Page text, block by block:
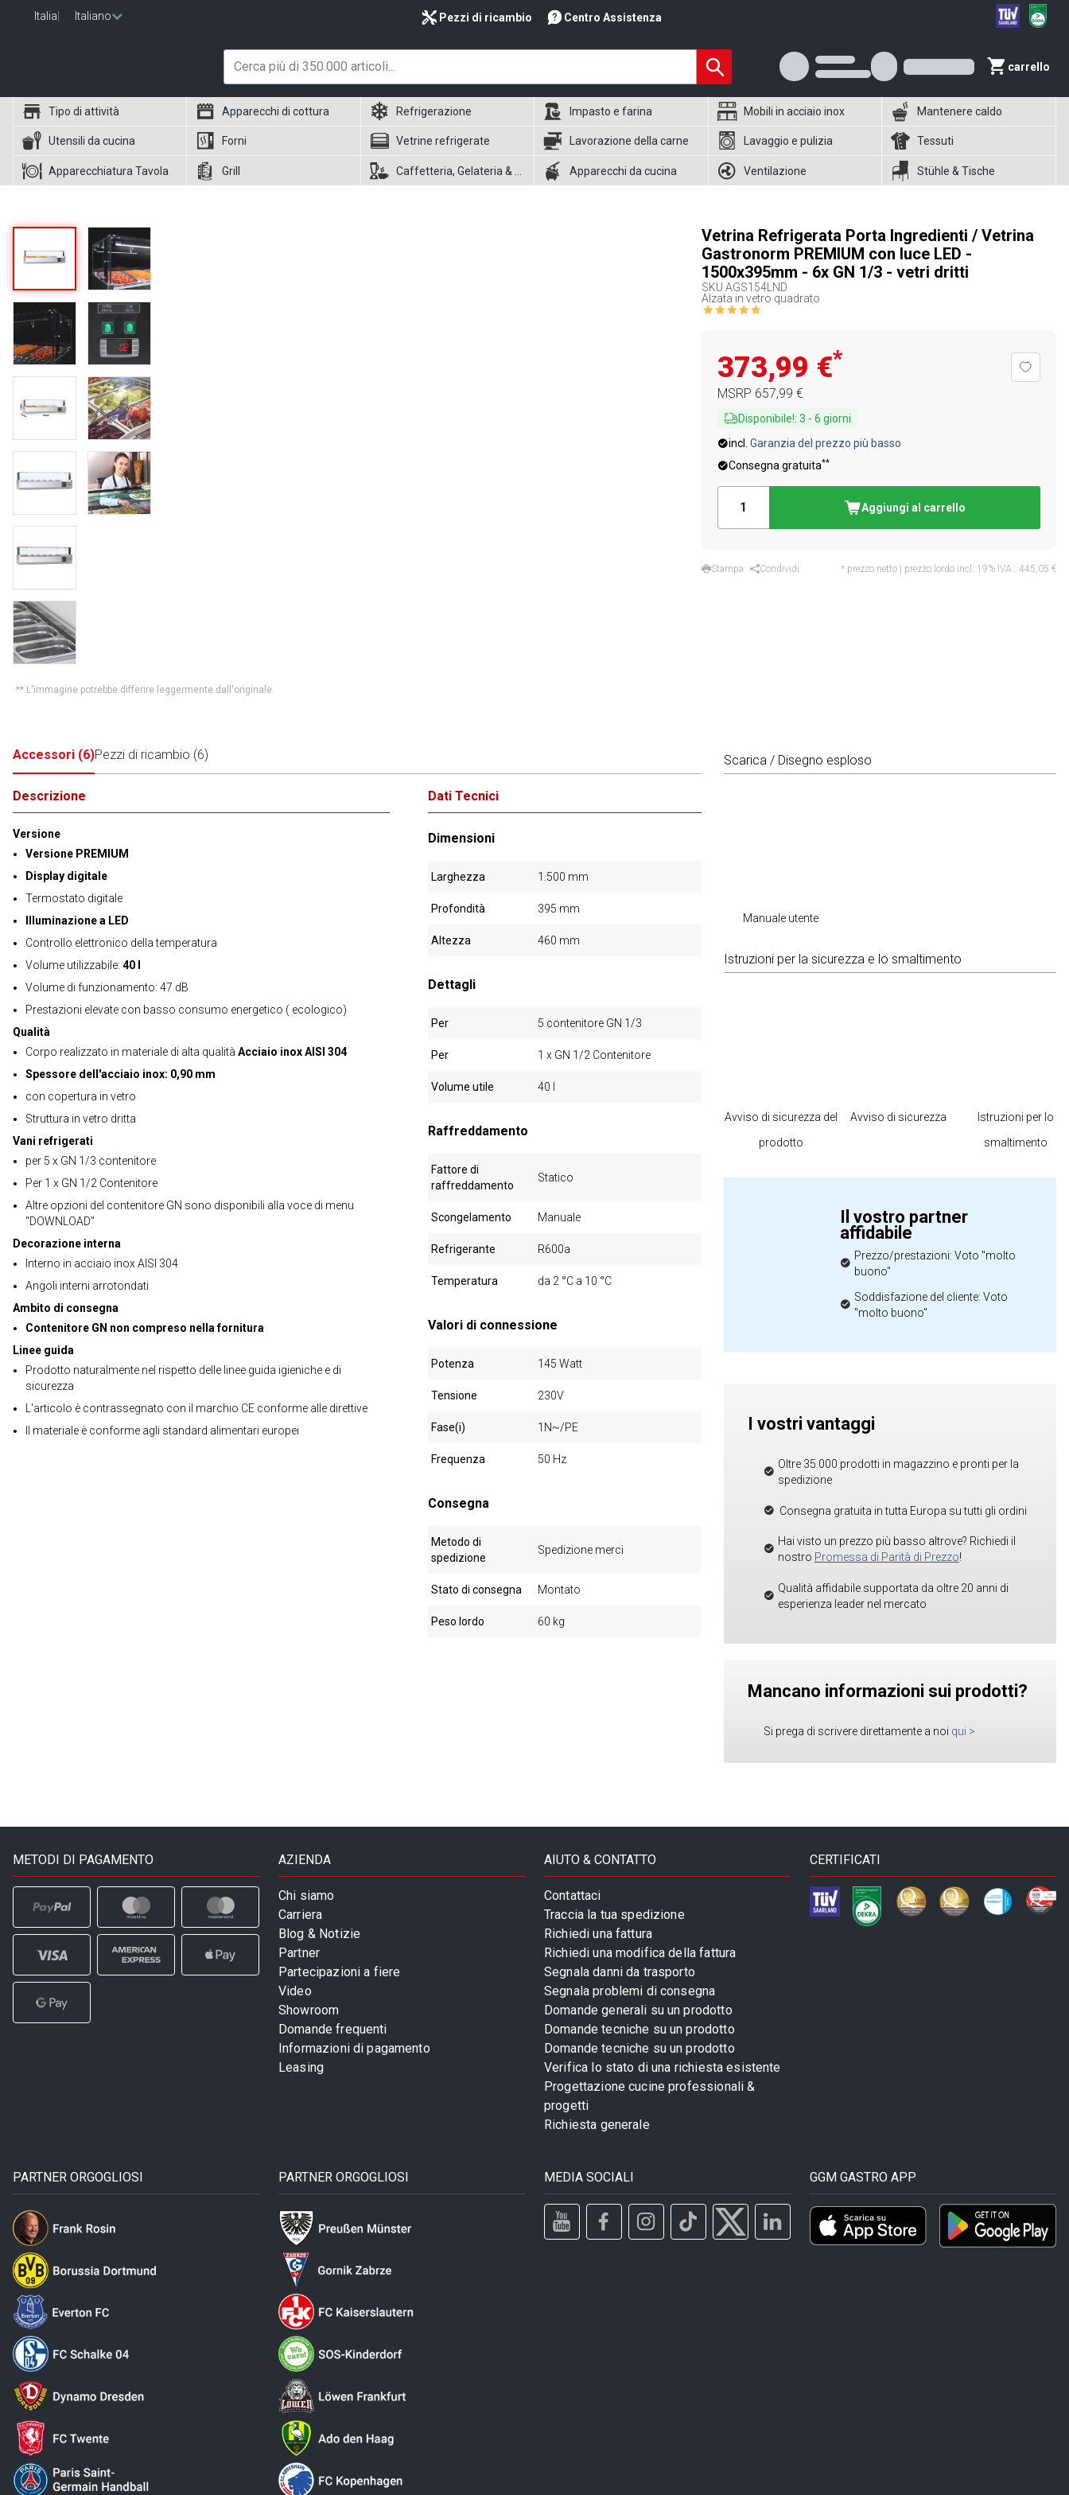
Italia Italiano Pezzi di ricambio Centro Assistenza
carrello
Tipo di attività Apparecchi di cottura Refrigerazione Impasto e farina Mobili in acciaio inox Mantenere caldo
Utensili da cucina Forni Vetrine refrigerate Lavorazione della carne Lavaggio e pulizia Tessuti
Apparecchiatura Tavola Grill Apparecchi da cucina Ventilazione Stühle & Tische
** L'immagine potrebbe differire leggermente dall'originale.
Vetrina Refrigerata Porta Ingredienti / Vetrina
Gastronorm PREMIUM con luce LED -
1500x395mm - 6x GN 1/3 - vetri dritti
SKU AGS154LND
Alzata in vetro quadrato
373,99 €*
MSRP 657,99 €
Disponibile!: 3 - 6 giorni
incl. Garanzia del prezzo più basso
Consegna gratuita**
Aggiungi al carrello
Stampa Condividi * prezzo netto | prezzo lordo incl. 19% IVA.: 445,05 €
Accessori (6)Pezzi di ricambio (6)
Descrizione
Versione
Versione PREMIUM
Display digitale
Termostato digitale
Illuminazione a LED
Controllo elettronico della temperatura
Volume utilizzabile: 40 l
Volume di funzionamento: 47 dB
Prestazioni elevate con basso consumo energetico ( ecologico)
Qualità
Corpo realizzato in materiale di alta qualità Acciaio inox AISI 304
Spessore dell'acciaio inox: 0,90 mm
con copertura in vetro
Struttura in vetro dritta
Vani refrigerati
per 5 x GN 1/3 contenitore
Per 1 x GN 1/2 Contenitore
Altre opzioni del contenitore GN sono disponibili alla voce di menu
"DOWNLOAD"
Decorazione interna
Interno in acciaio inox AISI 304
Angoli interni arrotondati
Ambito di consegna
Contenitore GN non compreso nella fornitura
Linee guida
Prodotto naturalmente nel rispetto delle linee guida igieniche e di
sicurezza
L'articolo è contrassegnato con il marchio CE conforme alle direttive
Il materiale è conforme agli standard alimentari europei
Dati Tecnici
Dimensioni
Larghezza 1.500 mm
Profondità 395 mm
Altezza 460 mm
Dettagli
Per 5 contenitore GN 1/3
Per 1 x GN 1/2 Contenitore
Volume utile 40 l
Raffreddamento
Fattore di
raffreddamento
Statico
Scongelamento Manuale
Refrigerante R600a
Temperatura da 2 °C a 10 °C
Valori di connessione
Potenza 145 Watt
Tensione 230V
Fase(i) 1N~/PE
Frequenza 50 Hz
Consegna
Metodo di
spedizione
Spedizione merci
Stato di consegna Montato
Peso lordo 60 kg
Scarica / Disegno esploso
Manuale utente
Istruzioni per la sicurezza e lo smaltimento
Avviso di sicurezza del
prodotto
Avviso di sicurezza
Istruzioni per lo
smaltimento
Il vostro partner
affidabile
Prezzo/prestazioni: Voto "molto
buono"
Soddisfazione del cliente: Voto
"molto buono"
I vostri vantaggi
Oltre 35.000 prodotti in magazzino e pronti per la
spedizione
Consegna gratuita in tutta Europa su tutti gli ordini
Hai visto un prezzo più basso altrove? Richiedi il
nostro Promessa di Parità di Prezzo!
Qualità affidabile supportata da oltre 20 anni di
esperienza leader nel mercato
Mancano informazioni sui prodotti?
Si prega di scrivere direttamente a noi qui >
METODI DI PAGAMENTO AZIENDA
Chi siamo
Carriera
Blog & Notizie
Partner
Partecipazioni a fiere
Video
Showroom
Domande frequenti
Informazioni di pagamento
Leasing
AIUTO & CONTATTO
Contattaci
Traccia la tua spedizione
Richiedi una fattura
Richiedi una modifica della fattura
Segnala danni da trasporto
Segnala problemi di consegna
Domande generali su un prodotto
Domande tecniche su un prodotto
Domande tecniche su un prodotto
Verifica lo stato di una richiesta esistente
Progettazione cucine professionali &
progetti
Richiesta generale
CERTIFICATI
PARTNER ORGOGLIOSI PARTNER ORGOGLIOSI MEDIA SOCIALI GGM GASTRO APP